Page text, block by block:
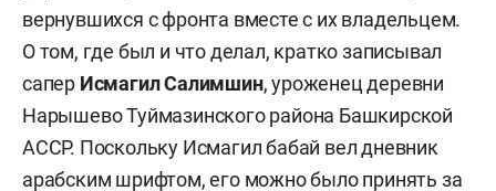
вернувшихся с фронта вместе с их владельцем.
О том, где был и что делал, кратко записывал
сапер Исмагил Салимшин, уроженец деревни
Нарышево Туймазинского района Башкирской
АССР. Поскольку Исмагил бабай вел дневник
арабским шрифтом, его можно было принять за